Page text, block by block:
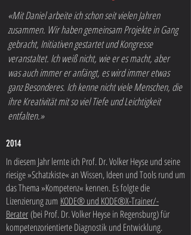
«Mit Daniel arbeite ich schon seit vielen Jahren
zusammen. Wir haben gemeinsam Projekte in Gang
gebracht, Initiativen gestartet und Kongresse
veranstaltet. Ich weiß nicht, wie er es macht, aber
was auch immer er anfängt, es wird immer etwas
ganz Besonderes. Ich kenne nicht viele Menschen, die
ihre Kreativität mit so viel Tiefe und Leichtigkeit
entfalten.»
2014
In diesem Jahr lernte ich Prof. Dr. Volker Heyse und seine
riesige »Schatzkiste« an Wissen, Ideen und Tools rund um
das Thema »Kompetenz« kennen. Es folgte die
Lizenzierung zum KODE® und KODE®X-Trainer/-
Berater(bei Prof. Dr. Volker Heyse in Regensburg) für
kompetenzorientierte Diagnostik und Entwicklung.